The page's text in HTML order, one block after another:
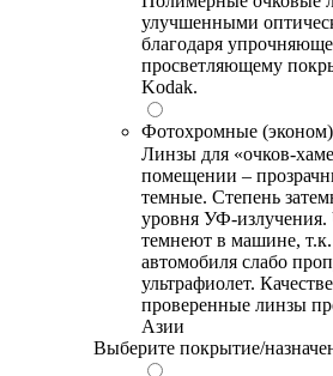
улучшенными
благодаря
просветляющему
Kodak.
Фотохромные (эконом)
Линзы для «очков-
помещении –
темные. Степень
уровня УФ-
темнеют в машине, т.к.
автомобиля слабо
ультрафиолет.
проверенные линзы
Азии
Выберите покрытие/